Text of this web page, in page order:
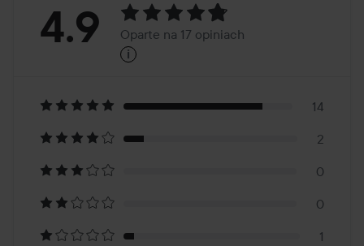
Ocena:
Oparte
na
17
opiniach
4.9 Oparte na 17 opiniach
i
14
2
0
0
1